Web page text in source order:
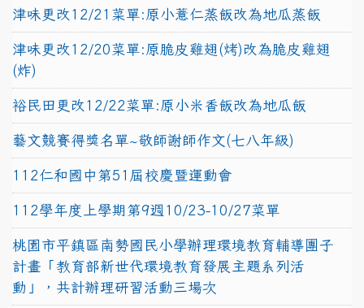
津味更改12/21菜單:原小薏仁蒸飯改為地瓜蒸飯
津味更改12/20菜單:原脆皮雞翅(烤)改為脆皮雞翅
(炸)
裕民田更改12/22菜單:原小米香飯改為地瓜飯
藝文競賽得獎名單~敬師謝師作文(七八年級)
112仁和國中第51屆校慶暨運動會
112學年度上學期第9週10/23-10/27菜單
桃園市平鎮區南勢國民小學辦理環境教育輔導團子
計畫「教育部新世代環境教育發展主題系列活
動」，共計辦理研習活動三場次